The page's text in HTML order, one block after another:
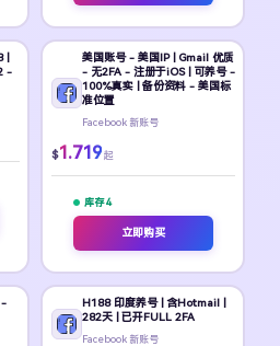
|
-
美国账号 - 美国IP | Gmail 优质
- 无2FA - 注册于iOS | 可养号 -
100%真实 | 备份资料 - 美国标
准位置
Facebook 新账号
$1.719 起
库存 4
立即购买
-
H188 印度养号 | 含Hotmail |
282天 | 已开FULL 2FA
Facebook 新账号